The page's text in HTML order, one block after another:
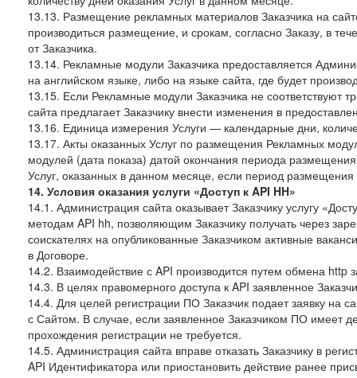
13.13. Размещение рекламных материалов Заказчика на
производиться размещение, и срокам, согласно Заказу, в
от Заказчика.
13.14. Рекламные модули Заказчика предоставляется
на английском языке, либо на языке сайта, где будет
13.15. Если Рекламные модули Заказчика не соответствуют
сайта предлагает Заказчику внести изменения в
13.16. Единица измерения Услуги — календарные дни,
13.17. Акты оказанных Услуг по размещения Рекламных
модулей (дата показа) датой окончания периода
Услуг, оказанных в данном месяце, если период
14. Условия оказания услуги «Доступ к API HH»
14.1. Администрация сайта оказывает Заказчику услугу
методам API hh, позволяющим Заказчику получать через
соискателях на опубликованные Заказчиком активные
в Договоре.
14.2. Взаимодействие с API производится путем обмена
14.3. В целях правомерного доступа к API заявленное
14.4. Для целей регистрации ПО Заказчик подает заявку на
с Сайтом. В случае, если заявленное Заказчиком ПО имеет
прохождения регистрации не требуется.
14.5. Администрация сайта вправе отказать Заказчику в
API Идентификатора или приостановить действие ранее